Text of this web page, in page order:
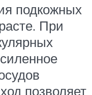
подкожных
При
позволяет